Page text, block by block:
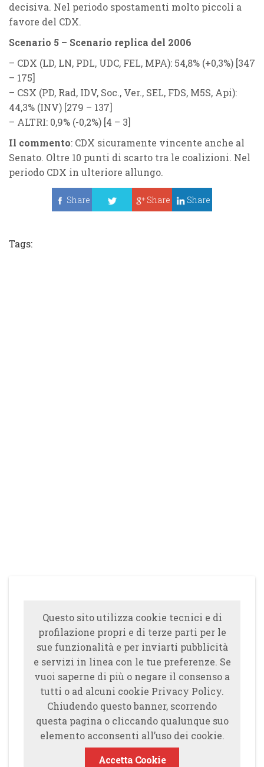
decisiva. Nel periodo spostamenti molto piccoli a
favore del CDX.
Scenario 5 – Scenario replica del 2006
– CDX (LD, LN, PDL, UDC, FEL, MPA): 54,8% (+0,3%) [347
– 175]
– CSX (PD, Rad, IDV, Soc., Ver., SEL, FDS, M5S, Api):
44,3% (INV) [279 – 137]
– ALTRI: 0,9% (-0,2%) [4 – 3]
Il commento: CDX sicuramente vincente anche al
Senato. Oltre 10 punti di scarto tra le coalizioni. Nel
periodo CDX in ulteriore allungo.
Share
Share Share
Tags:
Questo sito utilizza cookie tecnici e di
profilazione propri e di terze parti per le
sue funzionalità e per inviarti pubblicità
e servizi in linea con le tue preferenze. Se
vuoi saperne di più o negare il consenso a
tutti o ad alcuni cookie Privacy Policy.
Chiudendo questo banner, scorrendo
questa pagina o cliccando qualunque suo
elemento acconsenti all’uso dei cookie.
Accetta Cookie